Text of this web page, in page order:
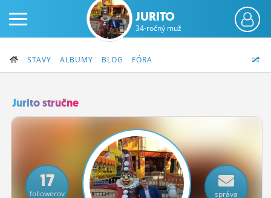
PRIHLÁS SA
ČINŽIAK
FÓRUM
JURITO
34-ročný muž
STAVY ALBUMY BLOG FÓRA
Jurito stručne
17
followerov správa